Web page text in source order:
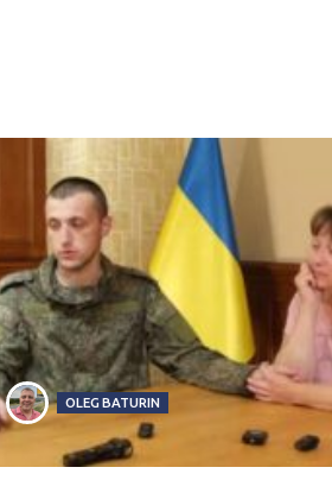
OLEG BATURIN